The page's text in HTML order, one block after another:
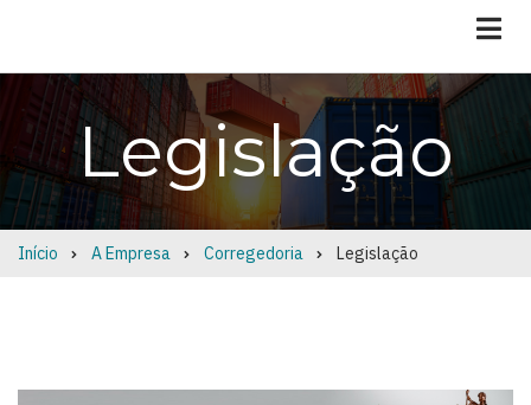
Legislação
Breadcrumb
Início A Empresa Corregedoria Legislação